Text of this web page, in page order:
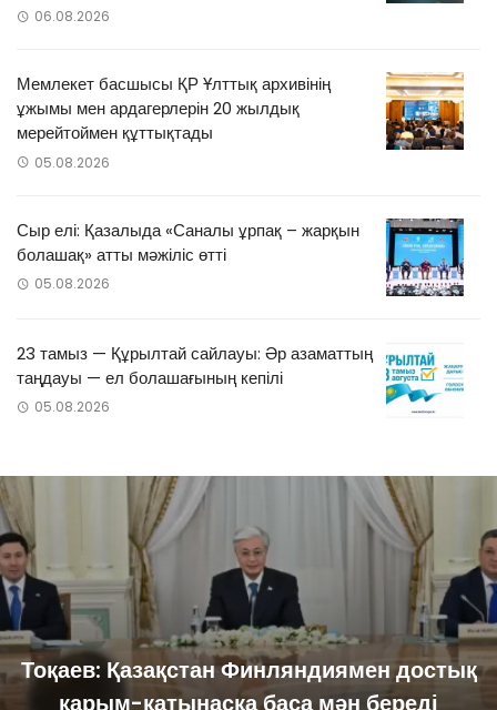
06.08.2026
Мемлекет басшысы ҚР Ұлттық архивінің
ұжымы мен ардагерлерін 20 жылдық
мерейтоймен құттықтады
05.08.2026
Сыр елі: Қазалыда «Саналы ұрпақ – жарқын
болашақ» атты мәжіліс өтті
05.08.2026
23 тамыз — Құрылтай сайлауы: Әр азаматтың
таңдауы — ел болашағының кепілі
05.08.2026
Тоқаев: Қазақстан Финляндиямен достық
қарым-қатынасқа баса мән береді